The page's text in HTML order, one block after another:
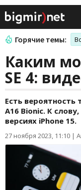
Горячие темы:
Каким
SE 4:
Есть
A16 Bionic. К
версиях iPhone 15.
27 ноября 2023, 11:10 |